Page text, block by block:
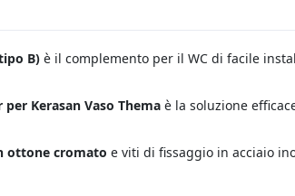
B) è il complemento per il WC di facile
Kerasan Vaso Themaè la soluzione
ottone cromato e viti di fissaggio in acciaio